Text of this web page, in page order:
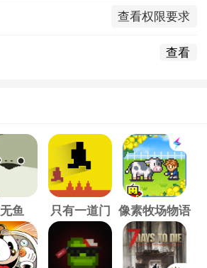
查看权限要求
查看
鱼 只有一道门 像素牧场物语